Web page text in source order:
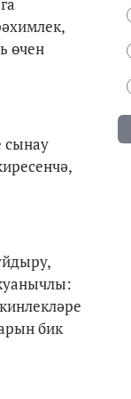
өчен
сынау
бик